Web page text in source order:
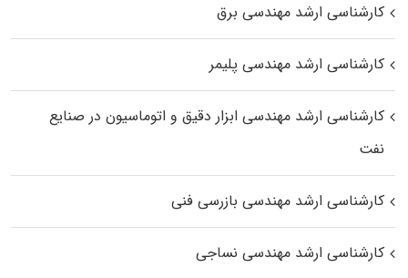
کارشناسی ارشد مهندسی برق
کارشناسی ارشد مهندسی پلیمر
کارشناسی ارشد مهندسی ابزار دقیق و اتوماسیون در صنایع
نفت
کارشناسی ارشد مهندسی بازرسی فنی
کارشناسی ارشد مهندسی نساجی